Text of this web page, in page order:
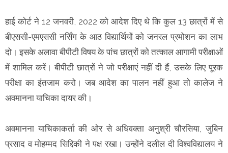
हाई कोर्ट ने 12 जनवरी, 2022 को आदेश दिए थे कि कुल 13 छात्रों में से
बीएससी-एमएससी नर्सिंग के आठ विद्यार्थियों को जनरल प्रमोशन का लाभ
दो। इसके अलावा बीपीटी विषय के पांच छात्रों को तत्काल आगामी परीक्षाओं
में शामिल करें। बीपीटी छात्रों ने जो परीक्षाएं नहीं दी हैं, उसके लिए पूरक
परीक्षा का इंतजाम करो। जब आदेश का पालन नहीं हुआ तो कालेज ने
अवमानना याचिका दायर की।
अवमानना याचिकाकर्ता की ओर से अधिवक्ता अनुश्री चौरसिया, जुबिन
प्रसाद व मोहम्मद सिद्दिकी ने पक्ष रखा। उन्होंने दलील दी विश्वविद्यालय ने